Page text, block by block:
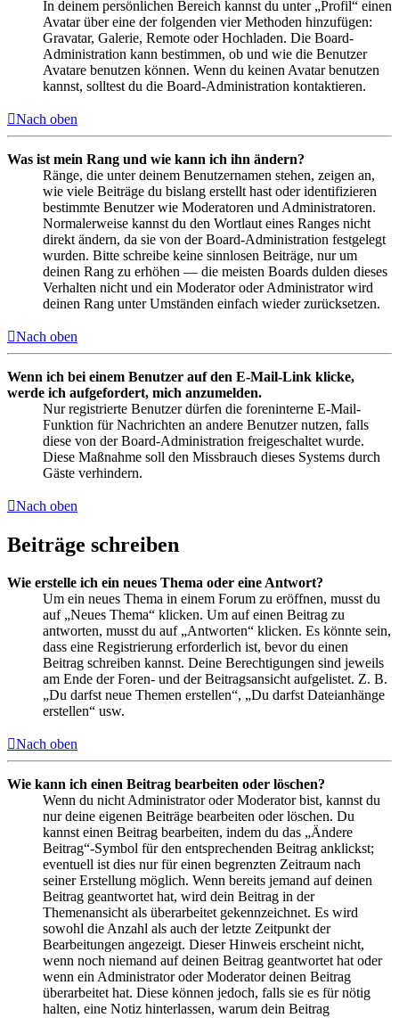
In deinem persönlichen Bereich kannst du unter „Profil“ einen
Avatar über eine der folgenden vier Methoden hinzufügen:
Gravatar, Galerie, Remote oder Hochladen. Die Board-
Administration kann bestimmen, ob und wie die Benutzer
Avatare benutzen können. Wenn du keinen Avatar benutzen
kannst, solltest du die Board-Administration kontaktieren.
Nach oben
Was ist mein Rang und wie kann ich ihn ändern?
Ränge, die unter deinem Benutzernamen stehen, zeigen an,
wie viele Beiträge du bislang erstellt hast oder identifizieren
bestimmte Benutzer wie Moderatoren und Administratoren.
Normalerweise kannst du den Wortlaut eines Ranges nicht
direkt ändern, da sie von der Board-Administration festgelegt
wurden. Bitte schreibe keine sinnlosen Beiträge, nur um
deinen Rang zu erhöhen — die meisten Boards dulden dieses
Verhalten nicht und ein Moderator oder Administrator wird
deinen Rang unter Umständen einfach wieder zurücksetzen.
Nach oben
Wenn ich bei einem Benutzer auf den E-Mail-Link klicke,
werde ich aufgefordert, mich anzumelden.
Nur registrierte Benutzer dürfen die foreninterne E-Mail-
Funktion für Nachrichten an andere Benutzer nutzen, falls
diese von der Board-Administration freigeschaltet wurde.
Diese Maßnahme soll den Missbrauch dieses Systems durch
Gäste verhindern.
Nach oben
Beiträge schreiben
Wie erstelle ich ein neues Thema oder eine Antwort?
Um ein neues Thema in einem Forum zu eröffnen, musst du
auf „Neues Thema“ klicken. Um auf einen Beitrag zu
antworten, musst du auf „Antworten“ klicken. Es könnte sein,
dass eine Registrierung erforderlich ist, bevor du einen
Beitrag schreiben kannst. Deine Berechtigungen sind jeweils
am Ende der Foren- und der Beitragsansicht aufgelistet. Z. B.
„Du darfst neue Themen erstellen“, „Du darfst Dateianhänge
erstellen“ usw.
Nach oben
Wie kann ich einen Beitrag bearbeiten oder löschen?
Wenn du nicht Administrator oder Moderator bist, kannst du
nur deine eigenen Beiträge bearbeiten oder löschen. Du
kannst einen Beitrag bearbeiten, indem du das „Ändere
Beitrag“-Symbol für den entsprechenden Beitrag anklickst;
eventuell ist dies nur für einen begrenzten Zeitraum nach
seiner Erstellung möglich. Wenn bereits jemand auf deinen
Beitrag geantwortet hat, wird dein Beitrag in der
Themenansicht als überarbeitet gekennzeichnet. Es wird
sowohl die Anzahl als auch der letzte Zeitpunkt der
Bearbeitungen angezeigt. Dieser Hinweis erscheint nicht,
wenn noch niemand auf deinen Beitrag geantwortet hat oder
wenn ein Administrator oder Moderator deinen Beitrag
überarbeitet hat. Diese können jedoch, falls sie es für nötig
halten, eine Notiz hinterlassen, warum dein Beitrag